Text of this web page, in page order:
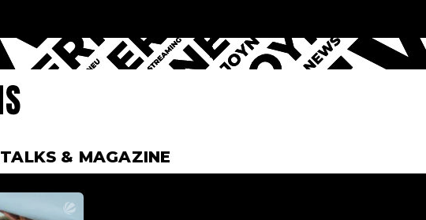
TALKS & MAGAZINE